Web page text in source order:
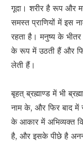
गूदा। शरीर है रूप और
समस्त प्राणियों में इस
रहता है। मनुष्य के भीतर
के रूप में उठती हैं और
लेती हैं।
बृहत् ब्रह्माण्ड में भी
नाम के, और फिर बाद में
के आकार में अभिव्यक्त
है, और इसके पीछे है